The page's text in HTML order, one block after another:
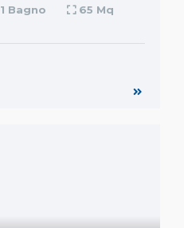
1 Bagno 65 Mq